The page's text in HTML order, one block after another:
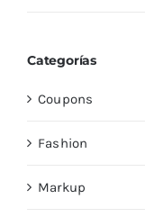
Categorías
Coupons
Fashion
Markup